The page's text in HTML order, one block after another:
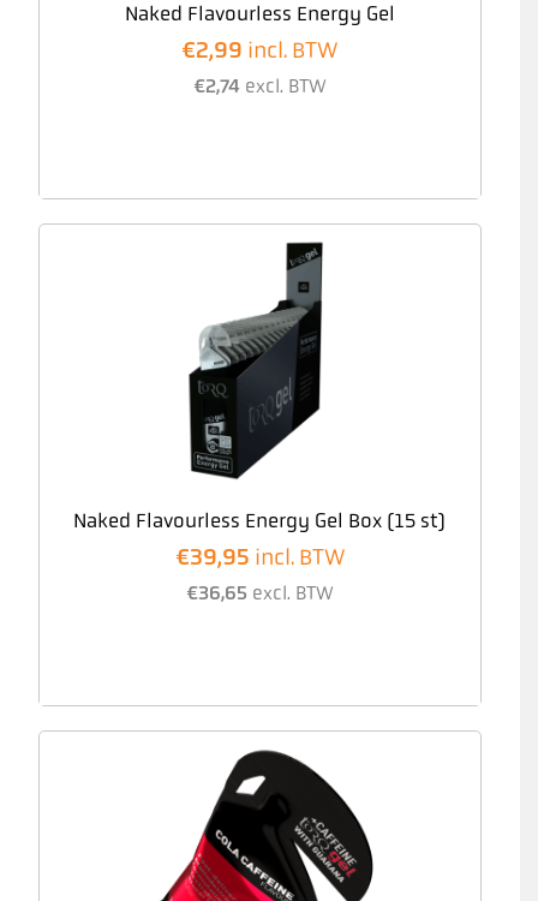
Naked Flavourless Energy Gel
€2,99 incl. BTW
€2,74 excl. BTW
Naked Flavourless Energy Gel Box (15 st)
€39,95 incl. BTW
€36,65 excl. BTW